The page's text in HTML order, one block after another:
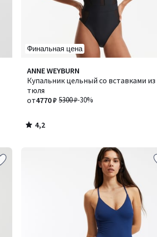
Финальная цена
ANNE WEYBURN
Купальник цельный со вставками из
тюля
5300 ₽-30%
от4770 ₽
4,2
/ 5
4,2
/